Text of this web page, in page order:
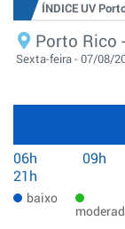
ÍNDICE UV
Porto Rico
Sexta-feira - 07/08/
06h 09h
21h
baixo